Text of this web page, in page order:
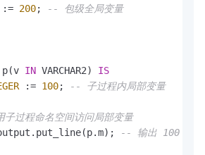
= 200;
-- 包级全局变量
p(v IN VARCHAR2) IS
:= 100;
-- 子过程内局部变量
过程命名空间访问局部变量
-- 输出 100